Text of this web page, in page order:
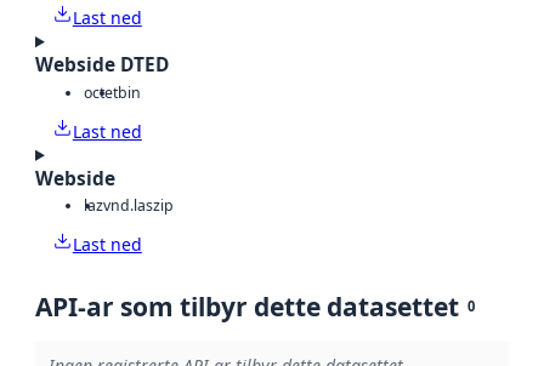
Last ned
Webside DTED
octetbin
Last ned
Webside
lazvnd.laszip
Last ned
API-ar som tilbyr dette datasettet 0